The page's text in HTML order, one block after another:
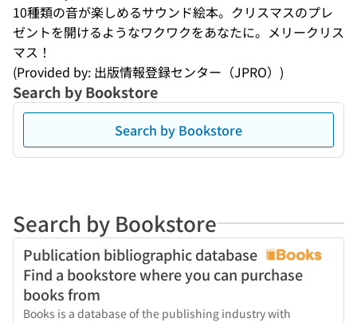
10種類の音が楽しめるサウンド絵本。クリスマスのプレ
ゼントを開けるようなワクワクをあなたに。メリークリス
マス！
(Provided by: 出版情報登録センター（JPRO）)
Search by Bookstore
Search by Bookstore
Search by Bookstore
Publication bibliographic database
Find a bookstore where you can purchase
books from
Books is a database of the publishing industry with